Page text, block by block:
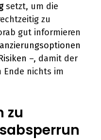
setzt, um die
zu
gut informieren
–, damit der
Ende nichts im
zu